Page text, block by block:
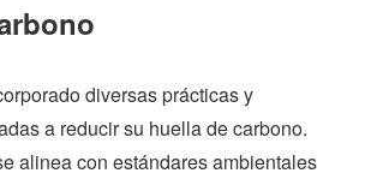
diversas prácticas y
a reducir su huella de carbono.
alinea con estándares ambientales